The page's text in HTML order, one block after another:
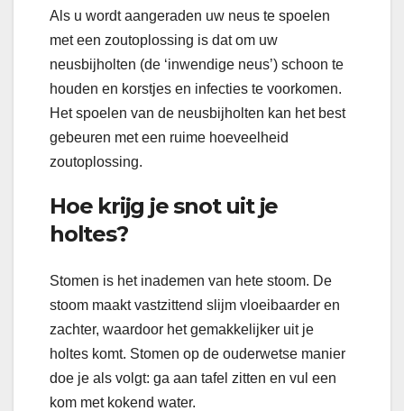
Als u wordt aangeraden uw neus te spoelen
met een zoutoplossing is dat om uw
neusbijholten (de ‘inwendige neus’) schoon te
houden en korstjes en infecties te voorkomen.
Het spoelen van de neusbijholten kan het best
gebeuren met een ruime hoeveelheid
zoutoplossing.
Hoe krijg je snot uit je
holtes?
Stomen is het inademen van hete stoom. De
stoom maakt vastzittend slijm vloeibaarder en
zachter, waardoor het gemakkelijker uit je
holtes komt. Stomen op de ouderwetse manier
doe je als volgt: ga aan tafel zitten en vul een
kom met kokend water.